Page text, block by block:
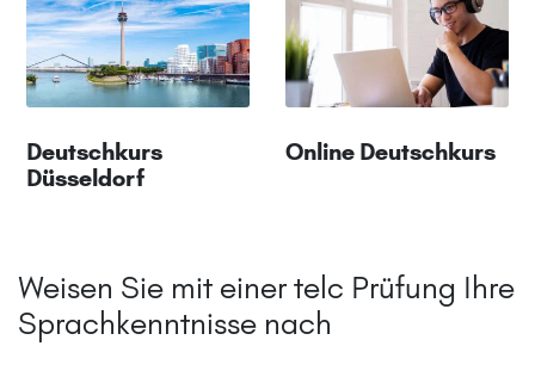
Deutschkurs
Düsseldorf
Online Deutschkurs
Weisen Sie mit einer telc Prüfung Ihre
Sprachkenntnisse nach